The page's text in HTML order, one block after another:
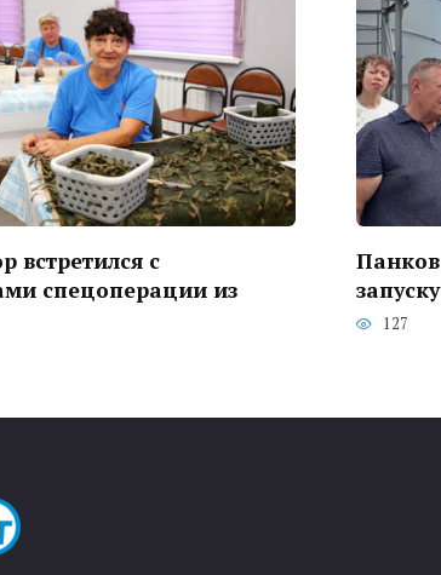
встретился с
спецоперации из
Панков
127